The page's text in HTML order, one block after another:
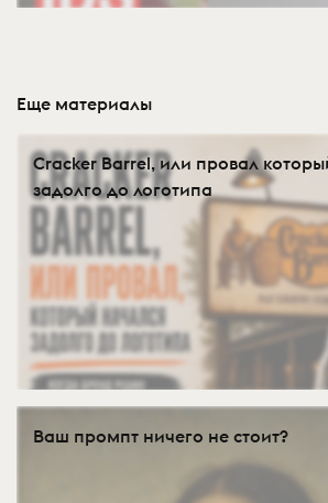
Еще материалы
Cracker Barrel, или провал
задолго до логотипа
Ваш промпт ничего не стоит?